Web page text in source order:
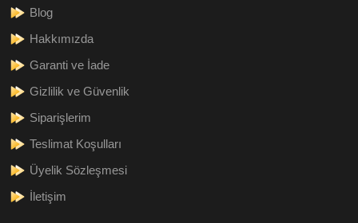
Blog
Hakkımızda
Garanti ve İade
Gizlilik ve Güvenlik
Siparişlerim
Teslimat Koşulları
Üyelik Sözleşmesi
İletişim